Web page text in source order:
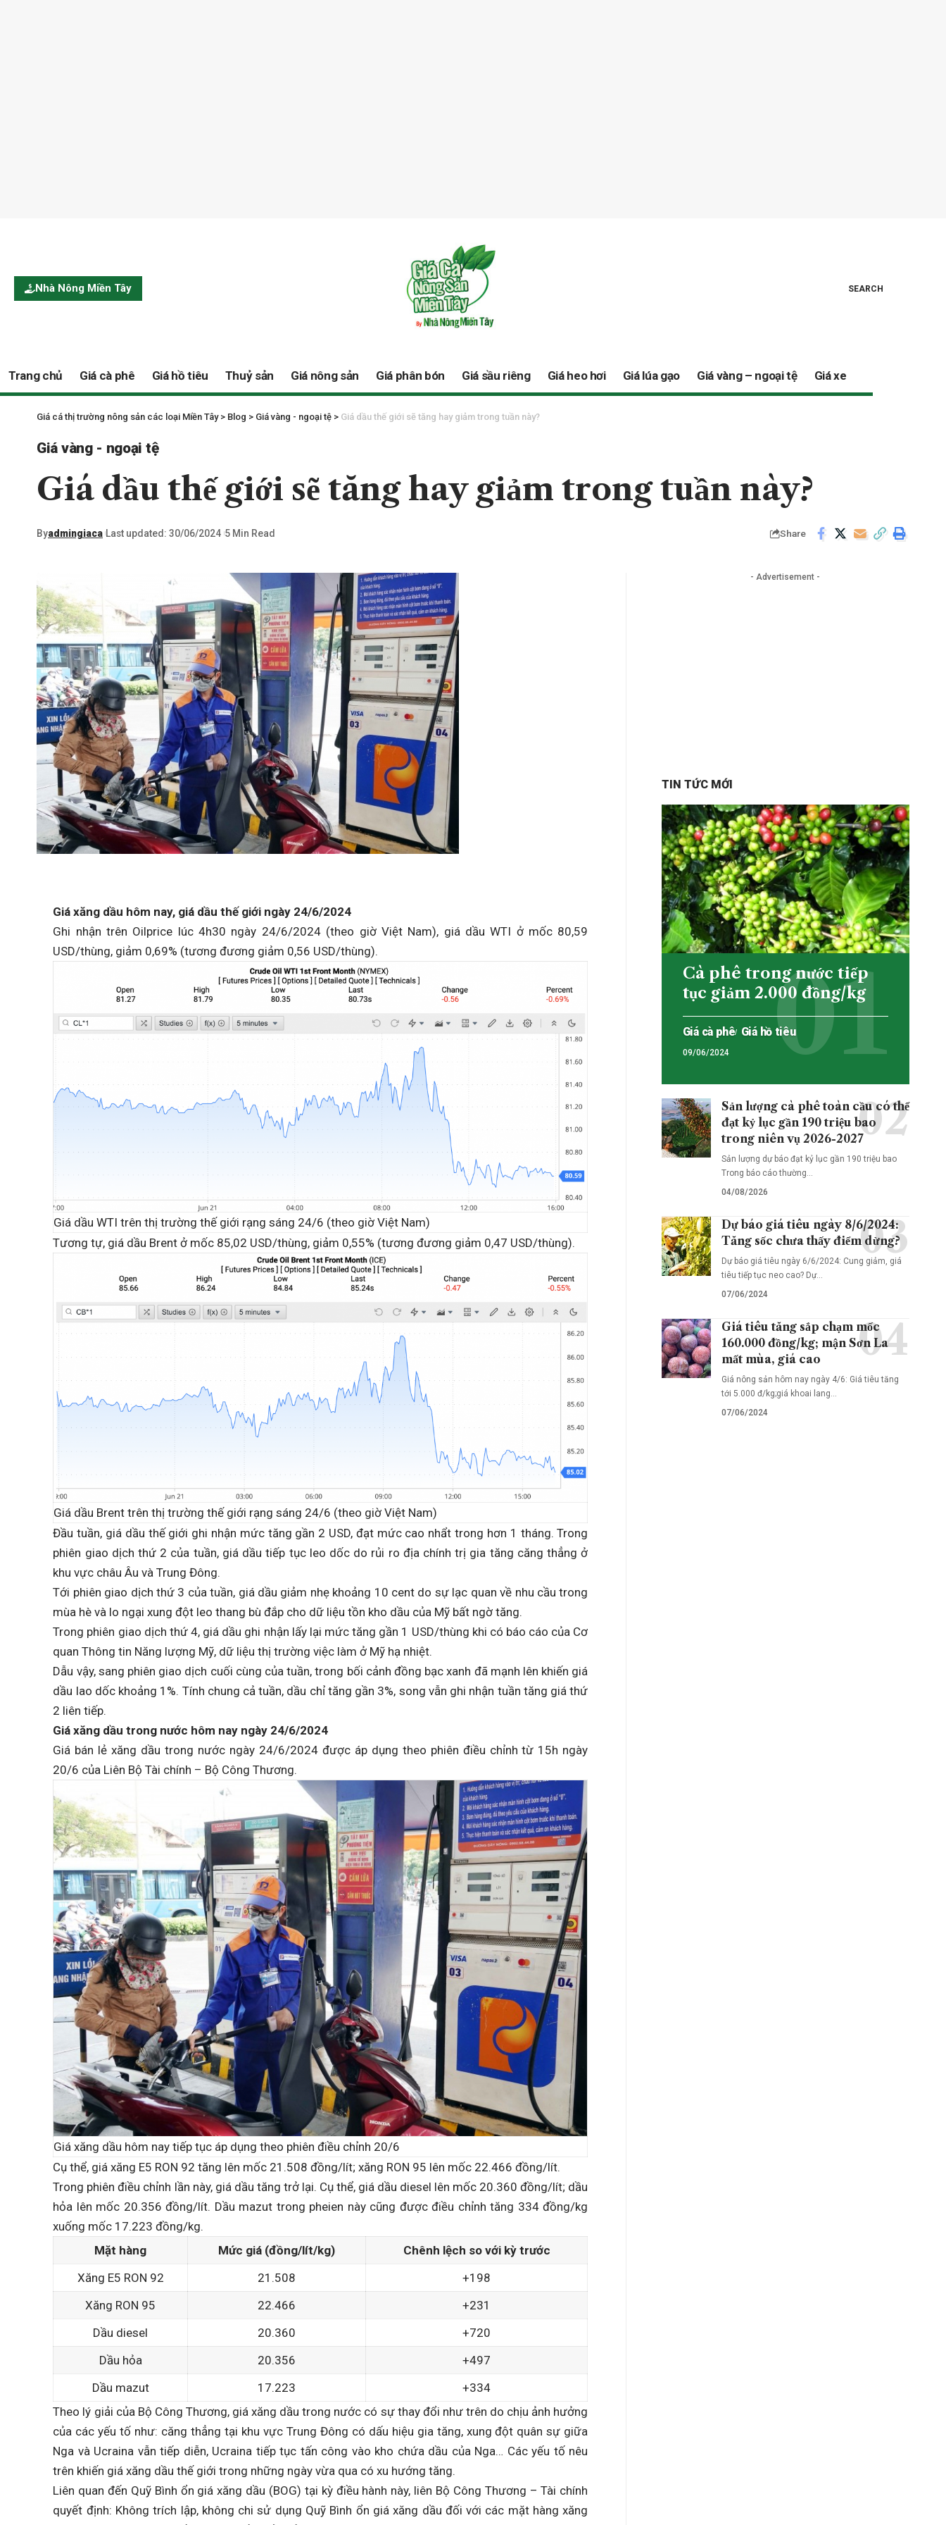
Nhà Nông Miền Tây SEARCH
Trang chủ Giá cà phê Giá hồ tiêu Thuỷ sản Giá nông sản Giá phân bón Giá sầu riêng Giá heo hơi Giá lúa gạo Giá vàng – ngoại tệ Giá xe
Giá cá thị trường nông sản các loại Miền Tây> Blog > Giá vàng - ngoại tệ > Giá dầu thế giới sẽ tăng hay giảm trong tuần này?
Giá vàng - ngoại tệ
Giá dầu thế giới sẽ tăng hay giảm trong tuần này?
Byadmingiaca Last updated: 30/06/2024 5 Min Read Share
Giá xăng dầu hôm nay, giá dầu thế giới ngày 24/6/2024
Ghi nhận trên Oilprice lúc 4h30 ngày 24/6/2024 (theo giờ Việt Nam), giá dầu WTI ở mốc 80,59
USD/thùng, giảm 0,69% (tương đương giảm 0,56 USD/thùng).
Giá dầu WTI trên thị trường thế giới rạng sáng 24/6 (theo giờ Việt Nam)
Tương tự, giá dầu Brent ở mốc 85,02 USD/thùng, giảm 0,55% (tương đương giảm 0,47 USD/thùng).
Giá dầu Brent trên thị trường thế giới rạng sáng 24/6 (theo giờ Việt Nam)
Đầu tuần, giá dầu thế giới ghi nhận mức tăng gần 2 USD, đạt mức cao nhẩt trong hơn 1 tháng. Trong
phiên giao dịch thứ 2 của tuần, giá dầu tiếp tục leo dốc do rủi ro địa chính trị gia tăng căng thẳng ở
khu vực châu Âu và Trung Đông.
Tới phiên giao dịch thứ 3 của tuần, giá dầu giảm nhẹ khoảng 10 cent do sự lạc quan về nhu cầu trong
mùa hè và lo ngại xung đột leo thang bù đắp cho dữ liệu tồn kho dầu của Mỹ bất ngờ tăng.
Trong phiên giao dịch thứ 4, giá dầu ghi nhận lấy lại mức tăng gần 1 USD/thùng khi có báo cáo của Cơ
quan Thông tin Năng lượng Mỹ, dữ liệu thị trường việc làm ở Mỹ hạ nhiệt.
Dẫu vậy, sang phiên giao dịch cuối cùng của tuần, trong bối cảnh đồng bạc xanh đã mạnh lên khiến giá
dầu lao dốc khoảng 1%. Tính chung cả tuần, dầu chỉ tăng gần 3%, song vẫn ghi nhận tuần tăng giá thứ
2 liên tiếp.
Giá xăng dầu trong nước hôm nay ngày 24/6/2024
Giá bán lẻ xăng dầu trong nước ngày 24/6/2024 được áp dụng theo phiên điều chỉnh từ 15h ngày
20/6 của Liên Bộ Tài chính – Bộ Công Thương.
Giá xăng dầu hôm nay tiếp tục áp dụng theo phiên điều chỉnh 20/6
Cụ thể, giá xăng E5 RON 92 tăng lên mốc 21.508 đồng/lít; xăng RON 95 lên mốc 22.466 đồng/lít.
Trong phiên điều chỉnh lần này, giá dầu tăng trở lại. Cụ thể, giá dầu diesel lên mốc 20.360 đồng/lít; dầu
hỏa lên mốc 20.356 đồng/lít. Dầu mazut trong pheien này cũng được điều chỉnh tăng 334 đồng/kg
xuống mốc 17.223 đồng/kg.
Mặt hàng
Mức giá (đồng/lít/kg)
Chênh lệch so với kỳ trước
Xăng E5 RON 92
21.508
+198
Xăng RON 95
22.466
+231
Dầu diesel
20.360
+720
Dầu hỏa
20.356
+497
Dầu mazut
17.223
+334
Theo lý giải của Bộ Công Thương, giá xăng dầu trong nước có sự thay đổi như trên do chịu ảnh hưởng
của các yếu tố như: căng thẳng tại khu vực Trung Đông có dấu hiệu gia tăng, xung đột quân sự giữa
Nga và Ucraina vẫn tiếp diễn, Ucraina tiếp tục tấn công vào kho chứa dầu của Nga… Các yếu tố nêu
trên khiến giá xăng dầu thế giới trong những ngày vừa qua có xu hướng tăng.
Liên quan đến Quỹ Bình ổn giá xăng dầu (BOG) tại kỳ điều hành này, liên Bộ Công Thương – Tài chính
quyết định: Không trích lập, không chi sử dụng Quỹ Bình ổn giá xăng dầu đối với các mặt hàng xăng
- Advertisement -
TIN TỨC MỚI
Cà phê trong nước tiếp
tục giảm 2.000 đồng/kg
Giá cà phê Giá hồ tiêu
09/06/2024
Sản lượng cà phê toàn cầu có thể
đạt kỷ lục gần 190 triệu bao
trong niên vụ 2026-2027
Sản lượng dự báo đạt kỷ lục gần 190 triệu bao
Trong báo cáo thường…
04/08/2026
Dự báo giá tiêu ngày 8/6/2024:
Tăng sốc chưa thấy điểm dừng?
Dự báo giá tiêu ngày 6/6/2024: Cung giảm, giá
tiêu tiếp tục neo cao? Dự…
07/06/2024
Giá tiêu tăng sắp chạm mốc
160.000 đồng/kg; mận Sơn La
mất mùa, giá cao
Giá nông sản hôm nay ngày 4/6: Giá tiêu tăng
tới 5.000 đ/kg;giá khoai lang…
07/06/2024